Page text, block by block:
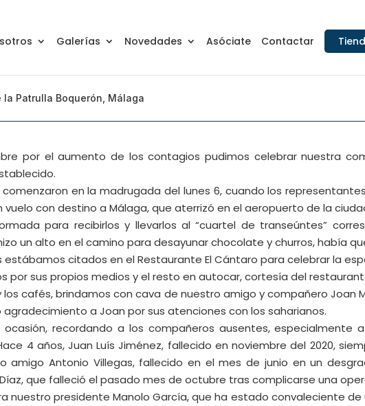
Galerías Novedades Asóciate Contactar
la Patrulla Boquerón, Málaga
por el aumento de los contagios pudimos celebrar nuestra
en la madrugada del lunes 6, cuando los
con destino a Málaga, que aterrizó en el aeropuerto de la
para recibirlos y llevarlos al “cuartel de transeúntes”
un alto en el camino para desayunar chocolate y churros, había
estábamos citados en el Restaurante El Cántaro para celebrar la
por sus propios medios y el resto en autocar, cortesía del
los cafés, brindamos con cava de nuestro amigo y compañero Joan
a Joan por sus atenciones con los saharianos.
ocasión, recordando a los compañeros ausentes,
4 años, Juan Luís Jiménez, fallecido en noviembre del 2020,
amigo Antonio Villegas, fallecido en el mes de junio en un
que falleció el pasado mes de octubre tras complicarse una
nuestro presidente Manolo García, que ha estado convaleciente